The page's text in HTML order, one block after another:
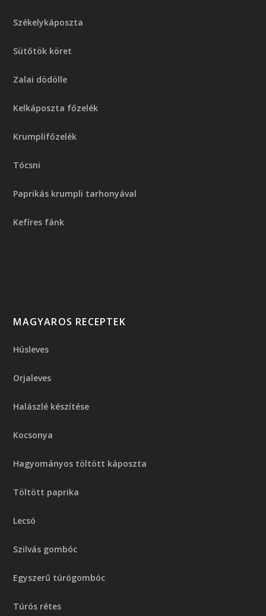
Székelykáposzta
Sütőtök köret
Zalai dödölle
Kelkáposzta főzelék
Krumplifőzelék
Tócsni
Paprikás krumpli tarhonyával
Kefíres fánk
MAGYAROS RECEPTEK
Húsleves
Orjaleves
Halászlé készítése
Kocsonya
Hagyományos töltött káposzta
Töltött paprika
Lecsó
Szilvás gombóc
Egyszerű túrógombóc
Túrós rétes